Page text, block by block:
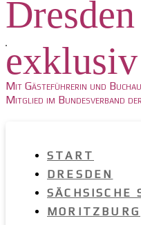
Dresden
exklusiv
Mit Gästeführerin und
Mitglied im Bundesverband
START
DRESDEN
SÄCHSISCHE
MORITZBURG